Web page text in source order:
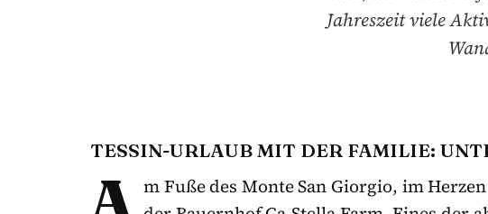
Jahreszeit viele
TESSIN-URLAUB MIT DER FAMILIE:
A m Fuße des Monte San Giorgio, im